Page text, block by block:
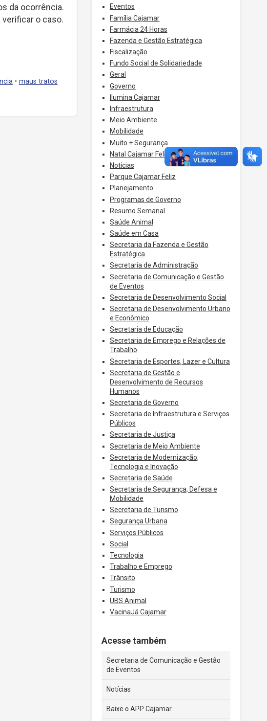
da ocorrência.
o caso.
• maus tratos
Eventos
Família Cajamar
Farmácia 24 Horas
Fazenda e Gestão Estratégica
Fiscalização
Fundo Social de Solidariedade
Geral
Governo
Ilumina Cajamar
Infraestrutura
Meio Ambiente
Mobilidade
Muito + Segurança
Natal Cajamar Feliz
Notícias
Parque Cajamar Feliz
Planejamento
Programas de Governo
Resumo Semanal
Saúde Animal
Saúde em Casa
Secretaria da Fazenda e Gestão
Estratégica
Secretaria de Administração
Secretaria de Comunicação e Gestão
de Eventos
Secretaria de Desenvolvimento Social
Secretaria de Desenvolvimento Urbano
e Econômico
Secretaria de Educação
Secretaria de Emprego e Relações de
Trabalho
Secretaria de Esportes, Lazer e Cultura
Secretaria de Gestão e
Desenvolvimento de Recursos
Humanos
Secretaria de Governo
Secretaria de Infraestrutura e Serviços
Públicos
Secretaria de Justiça
Secretaria de Meio Ambiente
Secretaria de Modernização,
Tecnologia e Inovação
Secretaria de Saúde
Secretaria de Segurança, Defesa e
Mobilidade
Secretaria de Turismo
Segurança Urbana
Serviços Públicos
Social
Tecnologia
Trabalho e Emprego
Trânsito
Turismo
UBS Animal
VacinaJá Cajamar
Acesse também
Secretaria de Comunicação e Gestão
de Eventos
Notícias
Baixe o APP Cajamar